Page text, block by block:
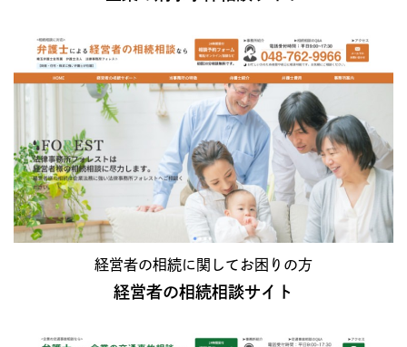
経営者の相続に関してお困りの方
経営者の相続相談サイト